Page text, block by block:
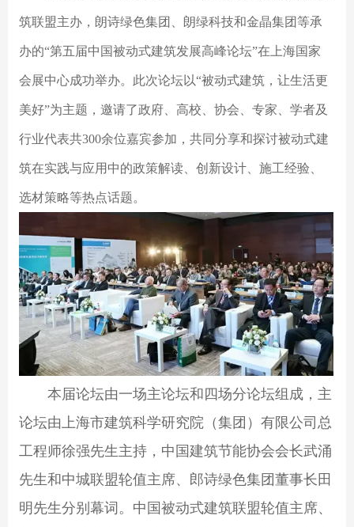
筑联盟主办，朗诗绿色集团、朗绿科技和金晶集团等承
办的“第五届中国被动式建筑发展高峰论坛”在上海国家
会展中心成功举办。此次论坛以“被动式建筑，让生活更
美好”为主题，邀请了政府、高校、协会、专家、学者及
行业代表共300余位嘉宾参加，共同分享和探讨被动式建
筑在实践与应用中的政策解读、创新设计、施工经验、
选材策略等热点话题。
本届论坛由一场主论坛和四场分论坛组成，主
论坛由上海市建筑科学研究院（集团）有限公司总
工程师徐强先生主持，中国建筑节能协会会长武涌
先生和中城联盟轮值主席、郎诗绿色集团董事长田
明先生分别幕词。中国被动式建筑联盟轮值主席、